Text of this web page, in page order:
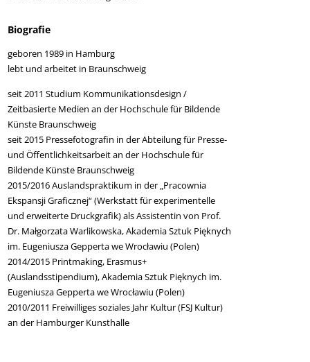
Biografie
geboren 1989 in Hamburg
lebt und arbeitet in Braunschweig
seit 2011 Studium Kommunikationsdesign /
Zeitbasierte Medien an der Hochschule für Bildende
Künste Braunschweig
seit 2015 Pressefotografin in der Abteilung für Presse-
und Öffentlichkeitsarbeit an der Hochschule für
Bildende Künste Braunschweig
2015/2016 Auslandspraktikum in der „Pracownia
Ekspansji Graficznej“ (Werkstatt für experimentelle
und erweiterte Druckgrafik) als Assistentin von Prof.
Dr. Małgorzata Warlikowska, Akademia Sztuk Pięknych
im. Eugeniusza Gepperta we Wrocławiu (Polen)
2014/2015 Printmaking, Erasmus+
(Auslandsstipendium), Akademia Sztuk Pięknych im.
Eugeniusza Gepperta we Wrocławiu (Polen)
2010/2011 Freiwilliges soziales Jahr Kultur (FSJ Kultur)
an der Hamburger Kunsthalle